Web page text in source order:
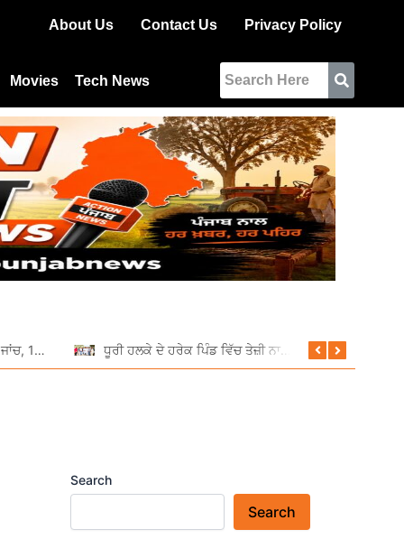
About Us Contact Us Privacy Policy
Movies Tech News
ਆਰਟੀਓ ਵੱਲੋਂ ਵਿਸ਼ੇਸ਼ ਰਾਤਰੀ ਜਾਂਚ, 11 ਵਾਹਨਾਂ ਦੇ ਕੱਟੇ ਚਲਾਨ
Search
Search